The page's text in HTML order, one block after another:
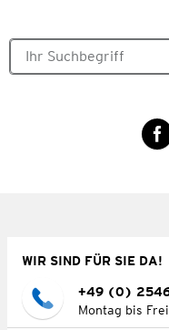
WIR SIND FÜR SIE DA!
+49 (0)
Montag bis